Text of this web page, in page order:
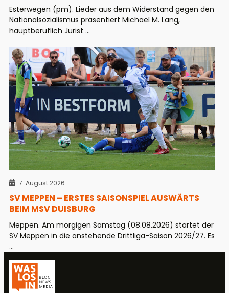
Esterwegen (pm). Lieder aus dem Widerstand gegen den
Nationalsozialismus präsentiert Michael M. Lang,
hauptberuflich Jurist ...
7. August 2026
SV MEPPEN – ERSTES SAISONSPIEL AUSWÄRTS
BEIM MSV DUISBURG
Meppen. Am morgigen Samstag (08.08.2026) startet der
SV Meppen in die anstehende Drittliga-Saison 2026/27. Es
...